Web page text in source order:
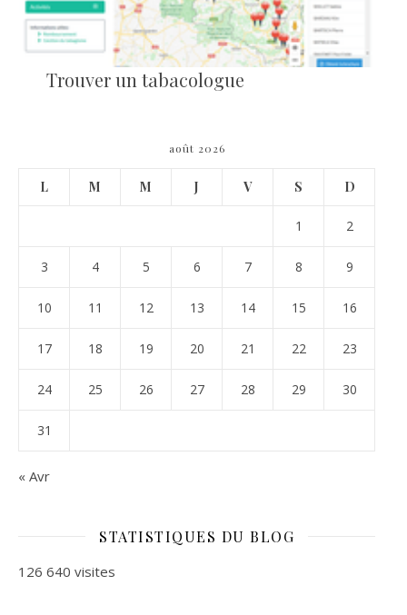
Trouver un tabacologue
août 2026
L M M J V S D
1 2
3 4 5 6 7 8 9
10 11 12 13 14 15 16
17 18 19 20 21 22 23
24 25 26 27 28 29 30
31
« Avr
STATISTIQUES DU BLOG
126 640 visites